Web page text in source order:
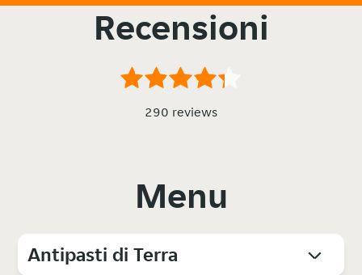
Recensioni
290 reviews
Menu
Antipasti di Terra